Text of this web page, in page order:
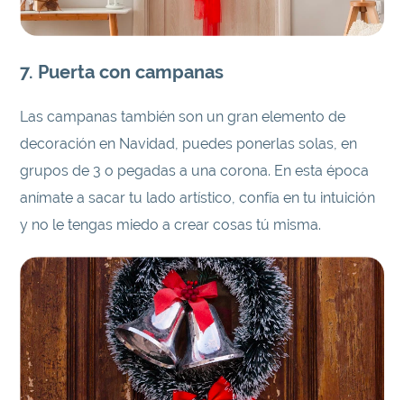
7. Puerta con campanas
Las campanas también son un gran elemento de
decoración en Navidad, puedes ponerlas solas, en
grupos de 3 o pegadas a una corona. En esta época
anímate a sacar tu lado artístico, confía en tu intuición
y no le tengas miedo a crear cosas tú misma.